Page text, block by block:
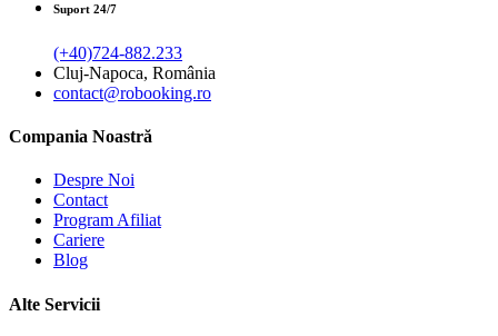
Suport 24/7
(+40)724-882.233
Cluj-Napoca, România
contact@robooking.ro
Compania Noastră
Despre Noi
Contact
Program Afiliat
Cariere
Blog
Alte Servicii